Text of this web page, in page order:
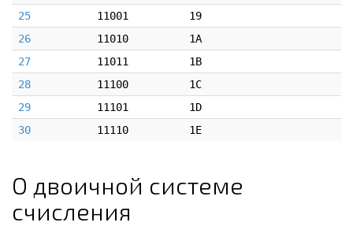
25
11001
19
26
11010
1A
27
11011
1B
28
11100
1C
29
11101
1D
30
11110 1E
О двоичной системе
счисления